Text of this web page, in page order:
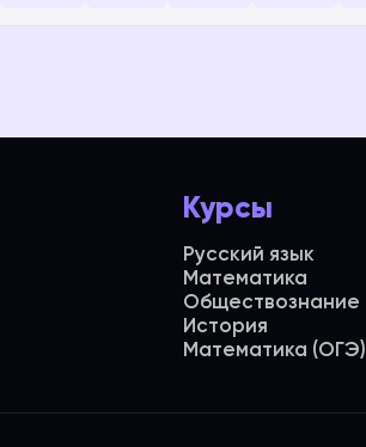
Курсы
Русский язык
Математика
Обществознание
История
Математика (ОГЭ)